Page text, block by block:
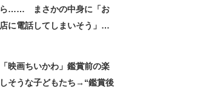
ら…… まさかの中身に「お
店に電話してしまいそう」
「映画ちいかわ」鑑賞前の楽
しそうな子どもたち→“鑑賞後